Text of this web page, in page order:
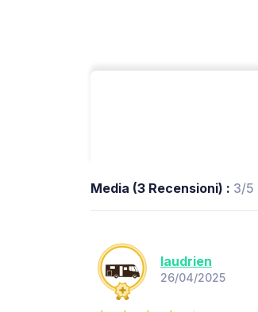
Media (3 Recensioni) : 3/5
laudrien
26/04/2025